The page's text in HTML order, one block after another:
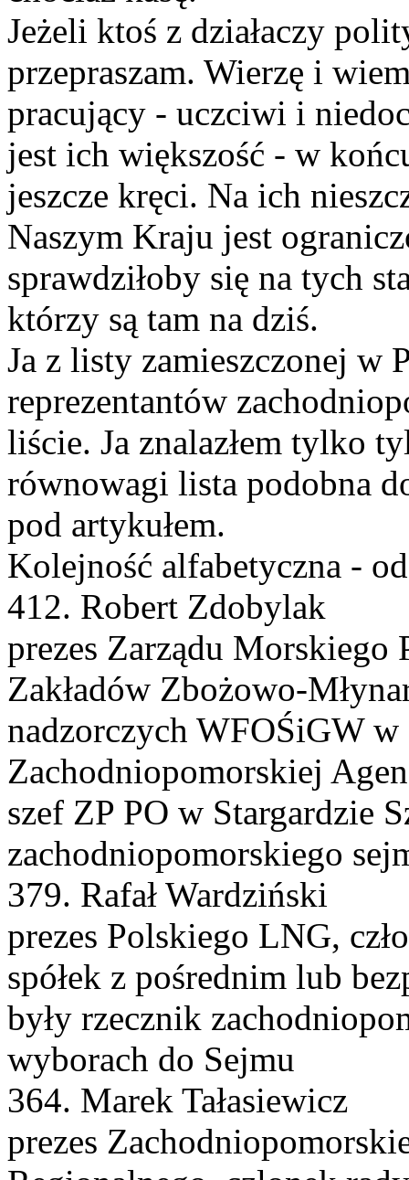
Jeżeli ktoś z działaczy
przepraszam. Wierzę i
pracujący - uczciwi i
jest ich większość - w
jeszcze kręci. Na ich
Naszym Kraju jest
sprawdziłoby się na tych
którzy są tam na dziś.
Ja z listy zamieszczonej w
reprezentantów
liście. Ja znalazłem tylko
równowagi lista podobna
pod artykułem.
Kolejność alfabetyczna -
412. Robert Zdobylak
prezes Zarządu Morskiego
Zakładów Zbożowo-
nadzorczych WFOŚiGW w
Zachodniopomorskiej
szef ZP PO w Stargardzie
zachodniopomorskiego
379. Rafał Wardziński
prezes Polskiego LNG,
spółek z pośrednim lub
były rzecznik
wyborach do Sejmu
364. Marek Tałasiewicz
prezes